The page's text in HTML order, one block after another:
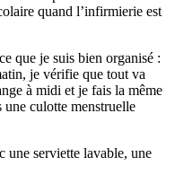
quand l’infirmierie est
que je suis bien organisé :
je vérifie que tout va
à midi et je fais la même
une culotte menstruelle
une serviette lavable, une